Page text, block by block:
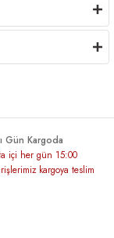
Gün Kargoda
içi her gün 15:00
kargoya teslim